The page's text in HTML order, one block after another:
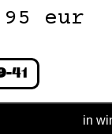
eur
41
in